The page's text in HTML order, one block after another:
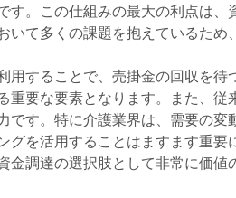
す。この仕組みの最大の利点は
いて多くの課題を抱えているた
用することで、売掛金の回収を
重要な要素となります。また、
です。特に介護業界は、需要の
グを活用することはますます重
金調達の選択肢として非常に価値